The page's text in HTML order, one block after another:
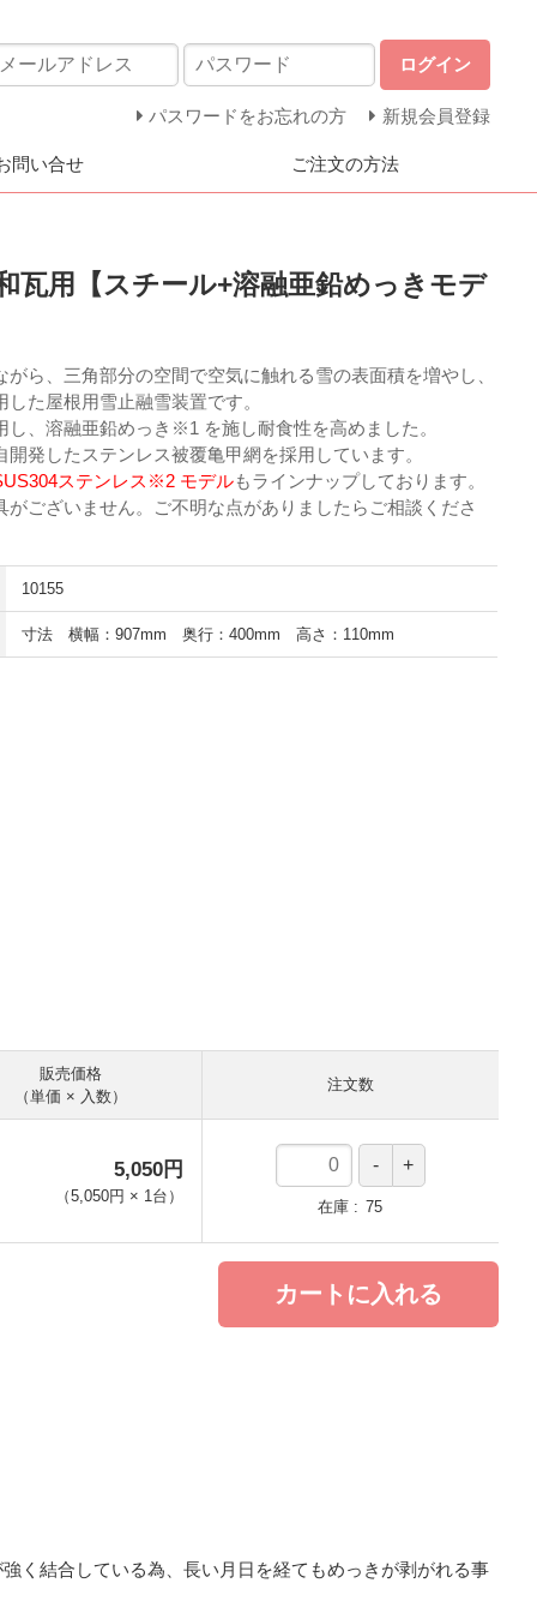
ログイン
パスワードをお忘れの方 新規会員登録
問い合せ ご注文の方法
用【スチール+溶融亜鉛めっきモデ
がら、三角部分の空間で空気に触れる雪の表面積を増やし、
た屋根用雪止融雪装置です。
し、溶融亜鉛めっき※1 を施し耐食性を高めました。
発したステンレス被覆亀甲網を採用しています。
ステンレス※2 モデルもラインナップしております。
ございません。ご不明な点がありましたらご相談くださ
10155
寸法 横幅：907mm 奥行：400mm 高さ：110mm
販売価格
（単価 × 入数）
注文数
5,050円
（5,050円 × 1台 ）
在庫 75
カートに入れる
く結合している為、長い月日を経てもめっきが剥がれる事